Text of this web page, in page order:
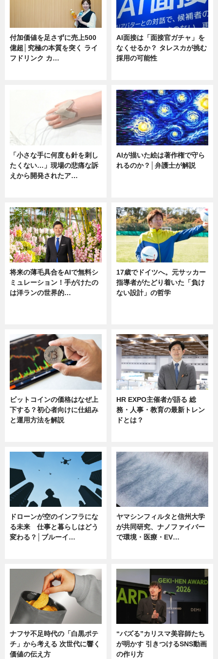
付加価値を足さずに売上500
億超│究極の本質を突く ライ
フドリンク カ…
AI面接は「面接官ガチャ」を
なくせるか？ タレスカが挑む
採用の可能性
「小さな手に何度も針を刺し
たくない…」現場の悲痛な訴
えから開発されたア…
AIが描いた絵は著作権で守ら
れるのか？│弁護士が解説
将来の薄毛具合をAIで無料シ
ミュレーション！手がけたの
は洋ランの世界的…
17歳でドイツへ。元サッカー
指導者がたどり着いた「負け
ない設計」の哲学
ビットコインの価格はなぜ上
下する？初心者向けに仕組み
と運用方法を解説
HR EXPO主催者が語る 総
務・人事・教育の最新トレン
ドとは？
ドローンが空のインフラにな
る未来 仕事と暮らしはどう
変わる？│ブルーイ…
ヤマシンフィルタと信州大学
が共同研究、ナノファイバー
で環境・医療・EV…
ナフサ不足時代の「白黒ポテ
チ」から考える 次世代に響く
価値の伝え方
“バズる”カリスマ美容師たち
が明かす 引きつけるSNS動画
の作り方